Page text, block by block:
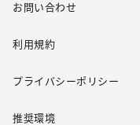
お問い合わせ
利用規約
プライバシーポリシー
推奨環境